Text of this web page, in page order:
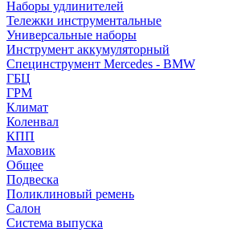
Наборы удлинителей
Тележки инструментальные
Универсальные наборы
Инструмент аккумуляторный
Специнструмент Mercedes - BMW
ГБЦ
ГРМ
Климат
Коленвал
КПП
Маховик
Общее
Подвеска
Поликлиновый ремень
Салон
Система выпуска